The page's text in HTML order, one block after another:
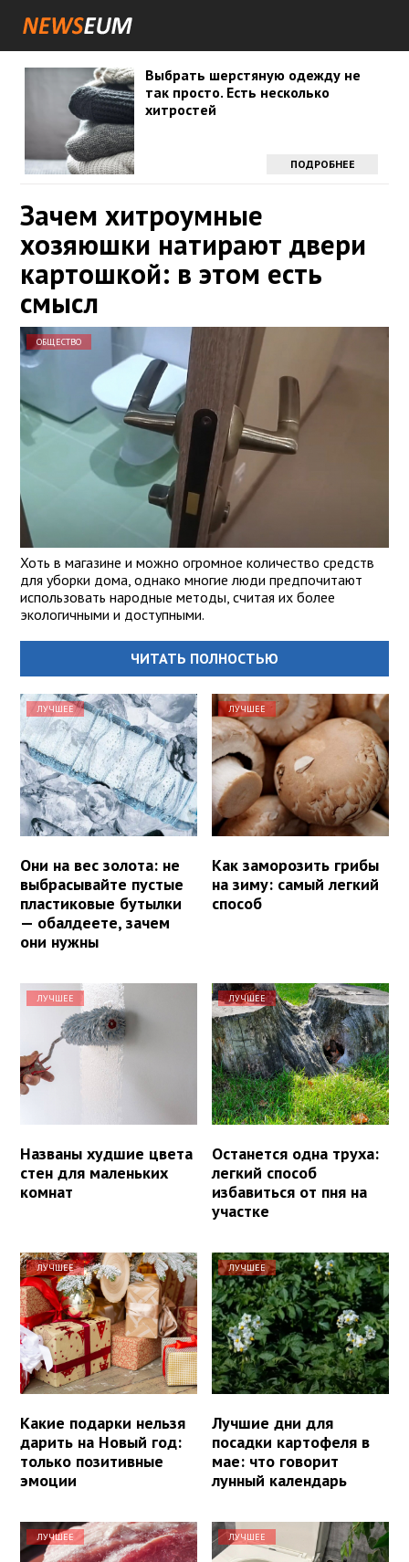
Выбрать шерстяную одежду не
так просто. Есть несколько
хитростей
ПОДРОБНЕЕ
Зачем хитроумные
хозяюшки натирают двери
картошкой: в этом есть
смысл
ОБЩЕСТВО
Хоть в магазине и можно огромное количество средств
для уборки дома, однако многие люди предпочитают
использовать народные методы, считая их более
экологичными и доступными.
ЧИТАТЬ ПОЛНОСТЬЮ
ЛУЧШЕЕ
Они на вес золота: не
выбрасывайте пустые
пластиковые бутылки
— обалдеете, зачем
они нужны
ЛУЧШЕЕ
Как заморозить грибы
на зиму: самый легкий
способ
ЛУЧШЕЕ
Названы худшие цвета
стен для маленьких
комнат
ЛУЧШЕЕ
Останется одна труха:
легкий способ
избавиться от пня на
участке
ЛУЧШЕЕ
Какие подарки нельзя
дарить на Новый год:
только позитивные
эмоции
ЛУЧШЕЕ
Лучшие дни для
посадки картофеля в
мае: что говорит
лунный календарь
ЛУЧШЕЕ ЛУЧШЕЕ